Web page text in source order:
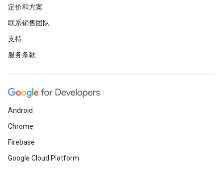
定价和方案
联系销售团队
支持
服务条款
Android
Chrome
Firebase
Google Cloud Platform